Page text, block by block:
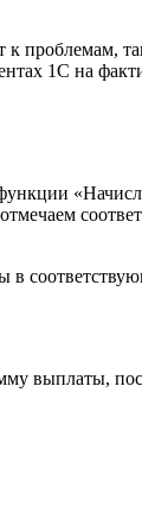
проблемам,
1С на
выплаты,